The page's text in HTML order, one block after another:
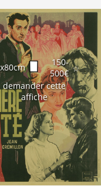
150-
500€ ☆
demander cette
affiche